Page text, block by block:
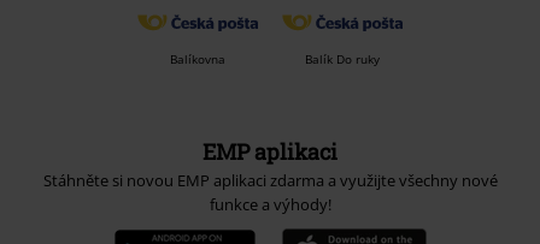
Balíkovna Balík Do ruky
EMP aplikaci
Stáhněte si novou EMP aplikaci zdarma a využijte všechny nové
funkce a výhody!